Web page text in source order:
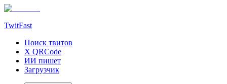
TwitFast
Поиск твитов
X QRCode
ИИ пишет
Загрузчик